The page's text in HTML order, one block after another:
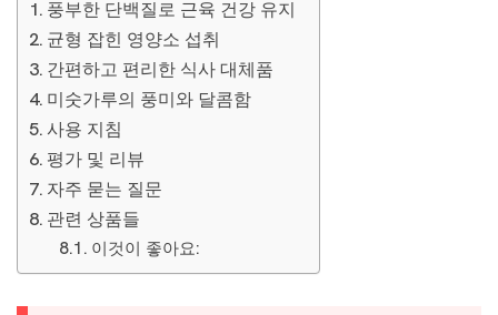
풍부한 단백질로 근육 건강 유지
균형 잡힌 영양소 섭취
간편하고 편리한 식사 대체품
미숫가루의 풍미와 달콤함
사용 지침
평가 및 리뷰
자주 묻는 질문
관련 상품들
이것이 좋아요: